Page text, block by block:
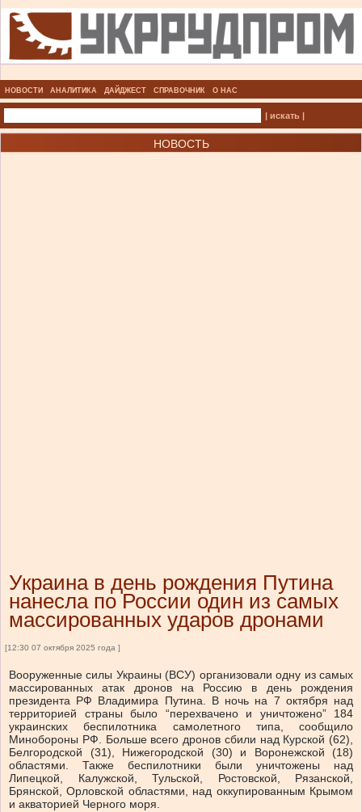
НОВОСТИ АНАЛИТИКА ДАЙДЖЕСТ СПРАВОЧНИК О НАС
| искать |
НОВОСТЬ
Украина в день рождения Путина
нанесла по России один из самых
массированных ударов дронами
[12:30 07 октября 2025 года ]
Вооруженные силы Украины (ВСУ) организовали одну из самых
массированных атак дронов на Россию в день рождения
президента РФ Владимира Путина. В ночь на 7 октября над
территорией страны было “перехвачено и уничтожено” 184
украинских беспилотника самолетного типа, сообщило
Минобороны РФ. Больше всего дронов сбили над Курской (62),
Белгородской (31), Нижегородской (30) и Воронежской (18)
областями. Также беспилотники были уничтожены над
Липецкой, Калужской, Тульской, Ростовской, Рязанской,
Брянской, Орловской областями, над оккупированным Крымом
и акваторией Черного моря.